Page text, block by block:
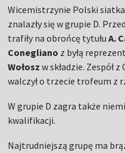
Wicemistrzynie Polski
znalazły się w grupie D.
trafiły na obrońcę tytułuA.
Conegliano z byłą
Wołosz w składzie. Zespół
walczył o trzecie trofeum z
W grupie D zagra także
kwalifikacji.
Najtrudniejszą grupę ma